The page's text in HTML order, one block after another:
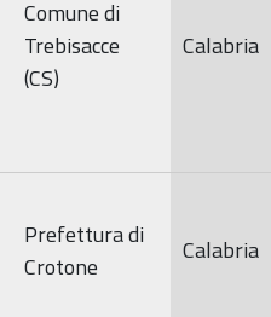
Comune di
Trebisacce
(CS)
Calabria
Prefettura di
Crotone
Calabria